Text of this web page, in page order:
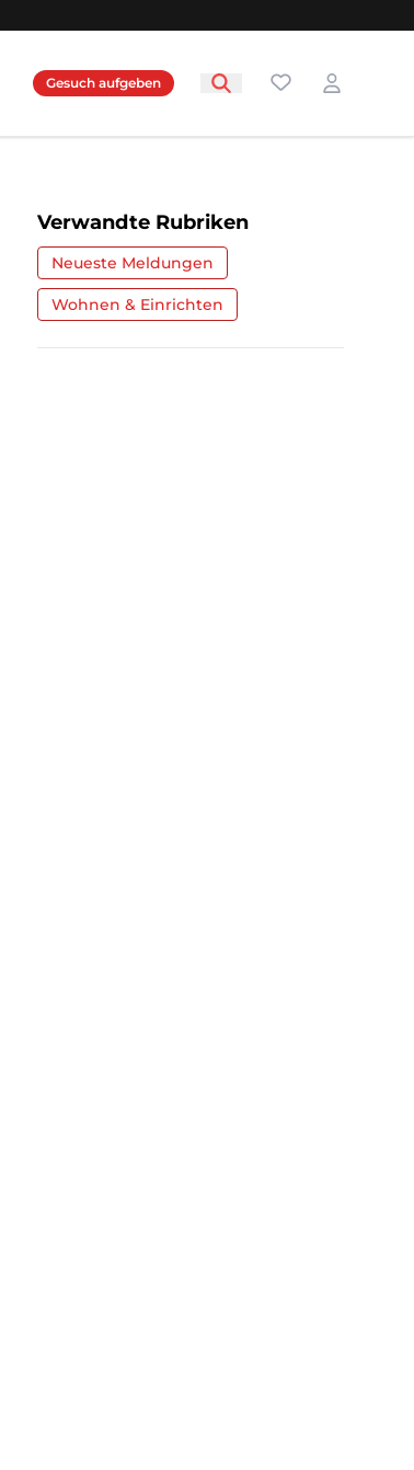
Gesuch aufgeben Favoriten
Login
Verwandte Rubriken
Neueste Meldungen
Wohnen & Einrichten